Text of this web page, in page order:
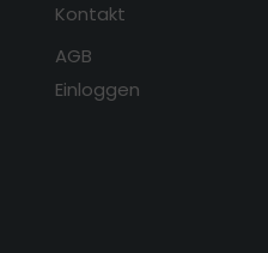
Kontakt
AGB
Einloggen